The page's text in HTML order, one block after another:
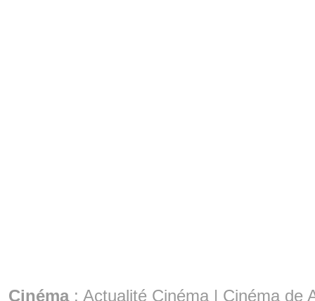
Cinéma: Actualité Cinéma | Cinéma de